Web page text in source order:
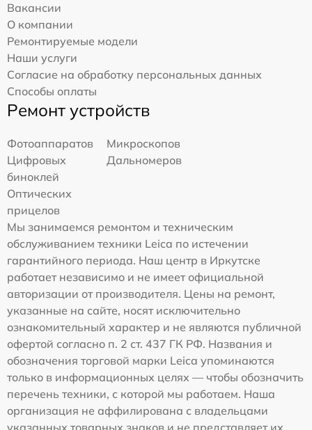
Вакансии
О компании
Ремонтируемые модели
Наши услуги
Согласие на обработку персональных данных
Способы оплаты
Ремонт устройств
Фотоаппаратов
Микроскопов
Цифровых
биноклей
Дальномеров
Оптических
прицелов
Мы занимаемся ремонтом и техническим
обслуживанием техники Leica по истечении
гарантийного периода. Наш центр в Иркутске
работает независимо и не имеет официальной
авторизации от производителя. Цены на ремонт,
указанные на сайте, носят исключительно
ознакомительный характер и не являются публичной
офертой согласно п. 2 ст. 437 ГК РФ. Названия и
обозначения торговой марки Leica упоминаются
только в информационных целях — чтобы обозначить
перечень техники, с которой мы работаем. Наша
организация не аффилирована с владельцами